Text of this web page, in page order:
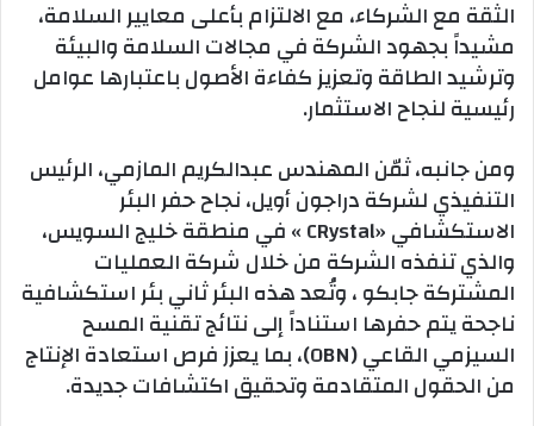
الثقة مع الشركاء، مع الالتزام بأعلى معايير السلامة،
مشيداً بجهود الشركة في مجالات السلامة والبيئة
وترشيد الطاقة وتعزيز كفاءة الأصول باعتبارها عوامل
رئيسية لنجاح الاستثمار.
ومن جانبه، ثمّن المهندس عبدالكريم المازمي، الرئيس
التنفيذي لشركة دراجون أويل، نجاح حفر البئر
الاستكشافي «CRystal » في منطقة خليج السويس،
والذي تنفذه الشركة من خلال شركة العمليات
المشتركة جابكو ، وتُعد هذه البئر ثاني بئر استكشافية
ناجحة يتم حفرها استناداً إلى نتائج تقنية المسح
السيزمي القاعي (OBN)، بما يعزز فرص استعادة الإنتاج
من الحقول المتقادمة وتحقيق اكتشافات جديدة.